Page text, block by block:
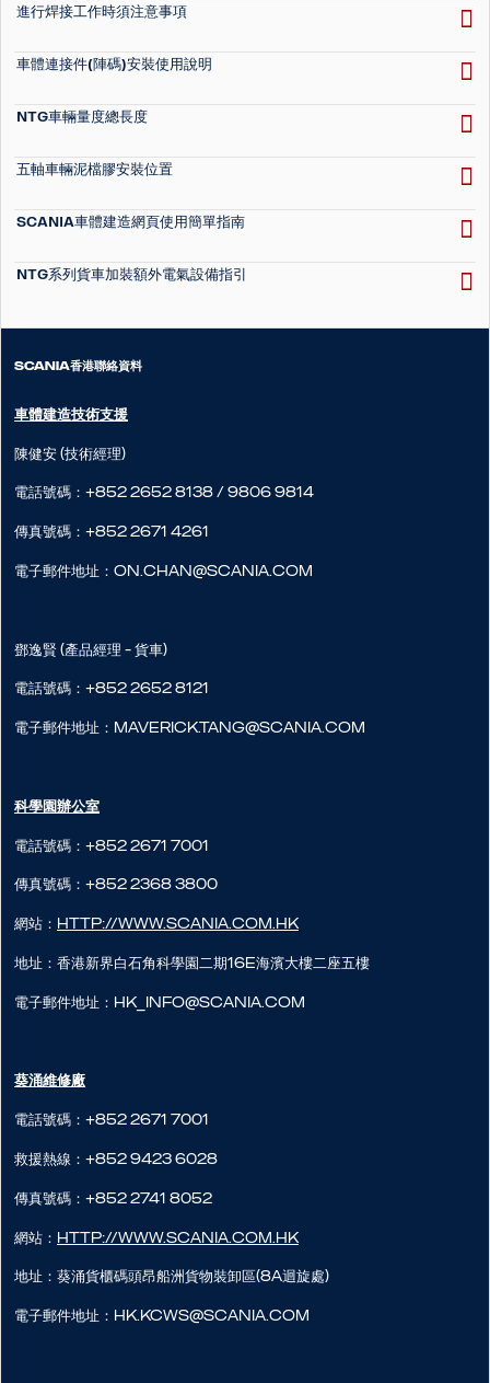
進行焊接工作時須注意事項
車體連接件(陣碼)安裝使用說明
NTG車輛量度總長度
五軸車輛泥檔膠安裝位置
SCANIA車體建造網頁使用簡單指南
NTG系列貨車加裝額外電氣設備指引
SCANIA香港聯絡資料
車體建造技術支援
陳健安 (技術經理)
電話號碼：+852 2652 8138 / 9806 9814
傳真號碼：+852 2671 4261
電子郵件地址：on.chan@scania.com
鄧逸賢 (產品經理 - 貨車)
電話號碼：+852 2652 8121
電子郵件地址：maverick.tang@scania.com
科學園辦公室
電話號碼：+852 2671 7001
傳真號碼：+852 2368 3800
網站： http://www.scania.com.hk
地址：香港新界白石角科學園二期16E海濱大樓二座五樓
電子郵件地址：hk_info@scania.com
葵涌維修廠
電話號碼：+852 2671 7001
救援熱線：+852 9423 6028
傳真號碼：+852 2741 8052
網站： http://www.scania.com.hk
地址：葵涌貨櫃碼頭昂船洲貨物裝卸區(8A迴旋處)
電子郵件地址：hk.kcws@scania.com